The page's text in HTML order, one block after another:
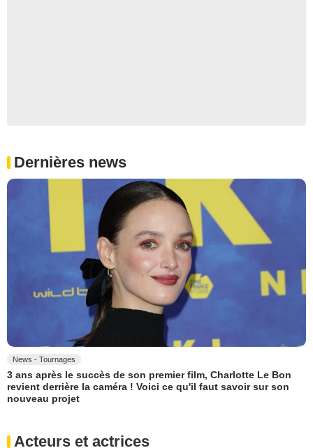
Dernières news
News - Tournages
3 ans après le succès de son premier film, Charlotte Le Bon
revient derrière la caméra ! Voici ce qu'il faut savoir sur son
nouveau projet
Acteurs et actrices